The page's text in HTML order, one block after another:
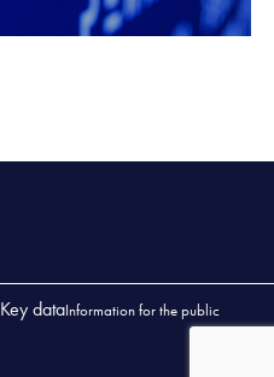
Key dataInformation for the public